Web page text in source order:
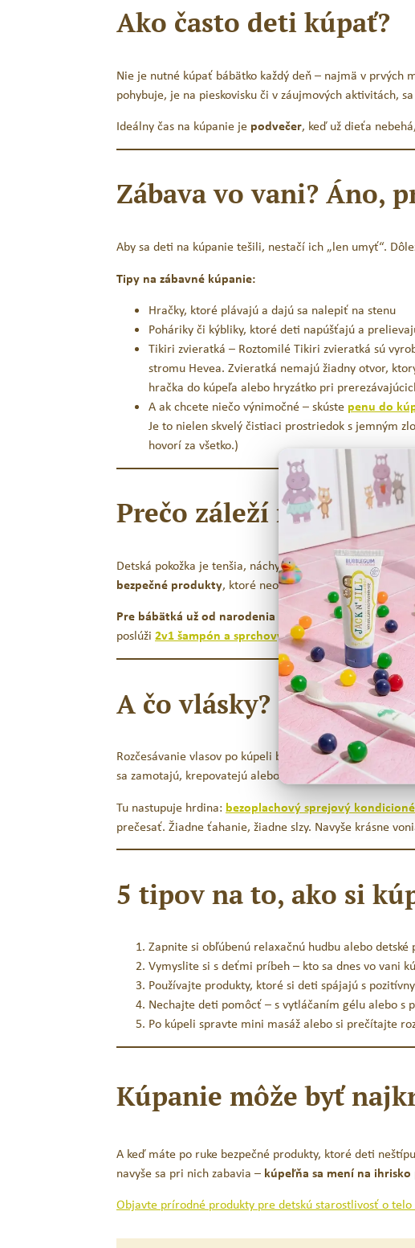
Ako často deti kúpať?
Nie je nutné kúpať bábätko každý deň – najmä v prvých
pohybuje, je na pieskovisku či v záujmových aktivitách,
Ideálny čas na kúpanie je podvečer, keď už dieťa
Zábava vo vani? Áno,
Aby sa deti na kúpanie tešili, nestačí ich „len umyť“.
Tipy na zábavné kúpanie:
Hračky, ktoré plávajú a dajú sa nalepiť na stenu
Poháriky či kýbliky, ktoré deti napúšťajú a
Tikiri zvieratká – Roztomilé Tikiri zvieratká sú
stromu Hevea. Zvieratká nemajú žiadny otvor,
hračka do kúpeľa alebo hryzátko pri
A ak chcete niečo výnimočné – skúste penu do
Je to nielen skvelý čistiaci prostriedok s jemným
hovorí za všetko.)​
Prečo záleží na tom,
Detská pokožka je tenšia, náchylnejšia na podráždenie a
bezpečné produkty, ktoré neobsahujú zbytočné
Pre bábätká už od narodenia siahnite po
poslúži 2v1 šampón a sprchový géls jemnou penivosťou
A čo vlásky?
Rozčesávanie vlasov po kúpeli býva skúška trpezlivosti
sa zamotajú, krepovatejú alebo nechcú držať tvar.​
Tu nastupuje hrdina: bezoplachový sprejový
prečesať. Žiadne ťahanie, žiadne slzy. Navyše krásne
5 tipov na to, ako si
Zapnite si obľúbenú relaxačnú hudbu alebo detské
Vymyslite si s deťmi príbeh – kto sa dnes vo vani
Používajte produkty, ktoré si deti spájajú s
Nechajte deti pomôcť – s vytláčaním gélu alebo s
Po kúpeli spravte mini masáž alebo si prečítajte
Kúpanie môže byť
A keď máte po ruke bezpečné produkty, ktoré deti
navyše sa pri nich zabavia – kúpeľňa sa mení na
Objavte prírodné produkty pre detskú starostlivosť o telo